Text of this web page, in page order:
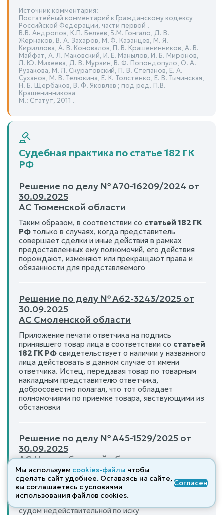
Источник комментария:
Постатейный комментарий к Гражданскому кодексу
Российской Федерации, части первой .
В.В. Андропов, К.П. Беляев, Б.М. Гонгало, Д. В.
Жернаков, В. А. Захаров, М. Ф. Казанцев, М. Я.
Кириллова, А. В. Коновалов, П. В. Крашенинников, А. В.
Майфат, А. Л. Маковский, И. Е. Манылов, И. Б. Миронов,
Л. Ю. Михеева, Д. В. Мурзин, В. Ф. Попондопуло, О. А.
Рузакова, М. Л. Скуратовский, П. В. Степанов, Е. А.
Суханов, М. В. Телюкина, Е. К. Толстенко, Е. В. Тычинская,
Н. Б. Щербаков, В. Ф. Яковлев ; под ред. П.В.
Крашенинникова
М.: Статут, 2011 .
Судебная практика по статье 182 ГК
РФ
Решение по делу № А70-16209/2024 от
30.09.2025
АС Тюменской области
Таким образом, в соответствии со статьей 182 ГК
РФ только в случаях, когда представитель
совершает сделки и иные действия в рамках
предоставленных ему полномочий, его действия
порождают, изменяют или прекращают права и
обязанности для представляемого
Решение по делу № А62-3243/2025 от
30.09.2025
АС Смоленской области
Приложение печати ответчика на подпись
принявшего товар лица в соответствии со статьей
182 ГК РФ свидетельствует о наличии у названного
лица действовать в данном случае от имени
ответчика. Истец, передавая товар по товарным
накладным представителю ответчика,
добросовестно полагал, что тот обладает
полномочиями по приемке товара, явствующими из
обстановки
Решение по делу № А45-1529/2025 от
30.09.2025
АС Новосибирской области
Сделка, которая совершена с нарушением данных
правил, и на которую представляемый не дал
согласия, в силу абзаца второго пункта 3
182 Гражданского кодекса
судом недействительной по иску
Мы используем cookies-файлы чтобы
сделать сайт удобнее. Оставаясь на сайте,
вы соглашаетесь с условиями
использования файлов cооkies.
Согласен